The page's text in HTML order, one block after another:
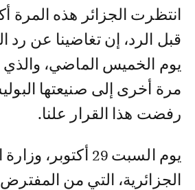
انتظرت الجزائر هذه المرة
قبل الرد، إن تغاضينا عن رد
يوم الخميس الماضي، والذي
مرة أخرى إلى صنيعتها
رفضت هذا القرار علنا.
يوم السبت 29 أكتوبر،
الجزائرية، التي من